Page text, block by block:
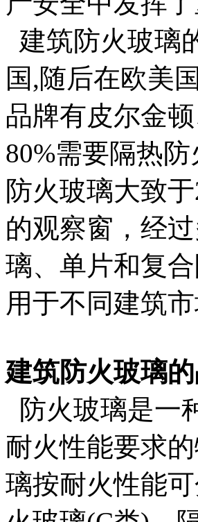
建筑防火玻璃
国,随后在欧美
品牌有皮尔金
80%需要隔热
防火玻璃大致
的观察窗，经
璃、单片和复
用于不同建筑市
建筑防火玻璃
防火玻璃是一
耐火性能要求
璃按耐火性能